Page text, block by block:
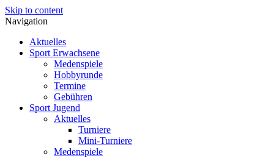
Skip to content
Navigation
Aktuelles
Sport Erwachsene
Medenspiele
Hobbyrunde
Termine
Gebühren
Sport Jugend
Aktuelles
Turniere
Mini-Turniere
Medenspiele